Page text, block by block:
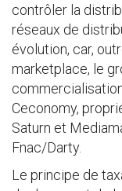
contrôler la
réseaux de
évolution, car,
marketplace, le
Ceconomy,
Saturn et
Fnac/Darty.
Le principe de